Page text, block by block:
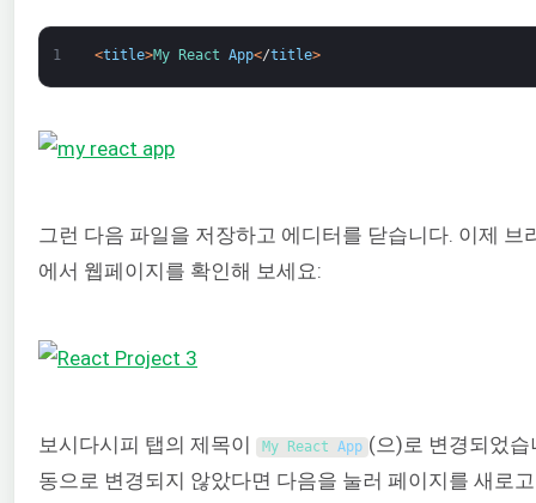
1 <title>My React App</title>
그런 다음 파일을 저장하고 에디터를 닫습니다. 이제 브
에서 웹페이지를 확인해 보세요:
보시다시피 탭의 제목이 My React App (으)로 변경되었습
동으로 변경되지 않았다면 다음을 눌러 페이지를 새로